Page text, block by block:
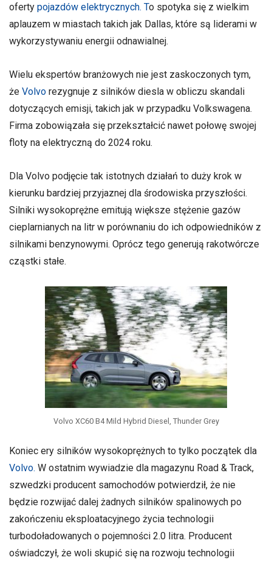
oferty pojazdów elektrycznych. To spotyka się z wielkim
aplauzem w miastach takich jak Dallas, które są liderami w
wykorzystywaniu energii odnawialnej.
Wielu ekspertów branżowych nie jest zaskoczonych tym,
że Volvo rezygnuje z silników diesla w obliczu skandali
dotyczących emisji, takich jak w przypadku Volkswagena.
Firma zobowiązała się przekształcić nawet połowę swojej
floty na elektryczną do 2024 roku.
Dla Volvo podjęcie tak istotnych działań to duży krok w
kierunku bardziej przyjaznej dla środowiska przyszłości.
Silniki wysokoprężne emitują większe stężenie gazów
cieplarnianych na litr w porównaniu do ich odpowiedników z
silnikami benzynowymi. Oprócz tego generują rakotwórcze
cząstki stałe.
Volvo XC60 B4 Mild Hybrid Diesel, Thunder Grey
Koniec ery silników wysokoprężnych to tylko początek dla
Volvo. W ostatnim wywiadzie dla magazynu Road & Track,
szwedzki producent samochodów potwierdził, że nie
będzie rozwijać dalej żadnych silników spalinowych po
zakończeniu eksploatacyjnego życia technologii
turbodoładowanych o pojemności 2.0 litra. Producent
oświadczył, że woli skupić się na rozwoju technologii